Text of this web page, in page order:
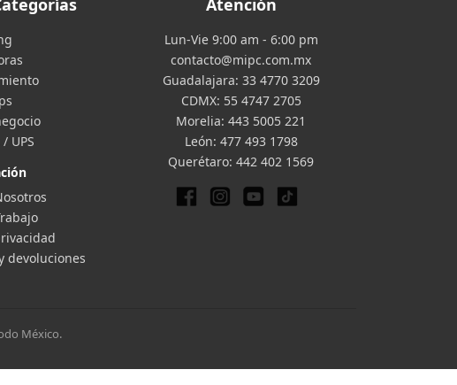
UPS
devoluciones
Atención
Lun-Vie 9:00 am - 6:00 pm
contacto@mipc.com.mx
Guadalajara: 33 4770 3209
CDMX: 55 4747 2705
Morelia: 443 5005 221
León: 477 493 1798
Querétaro: 442 402 1569
México.